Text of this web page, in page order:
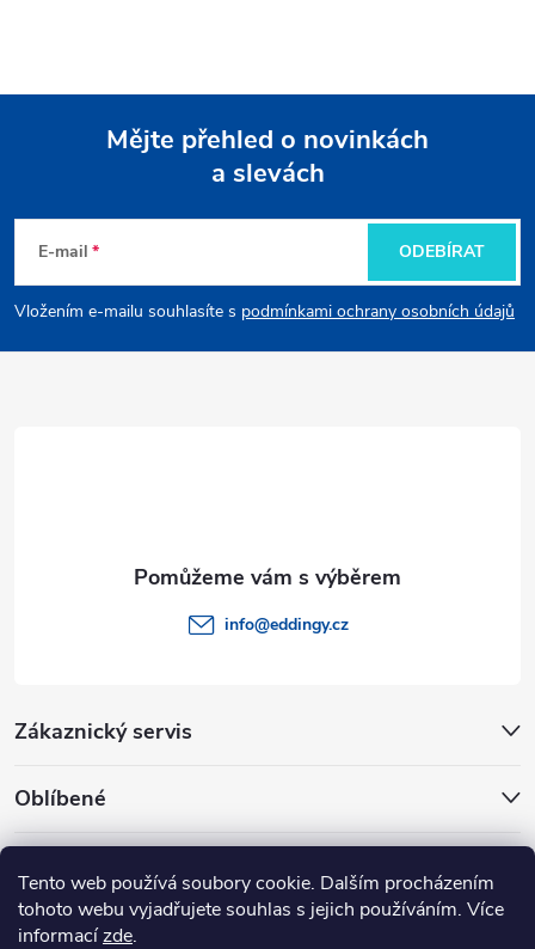
Tento web používá soubory cookie. Dalším procházením
tohoto webu vyjadřujete souhlas s jejich používáním. Více
informacízde.
p
Mějte přehled o novinkách
a slevách
E-mail
Vložením e-mailu souhlasíte s podmínkami ochrany osobních údajů
ODEBÍRAT
Zákaznický servis
Oblíbené
info@eddingy.cz